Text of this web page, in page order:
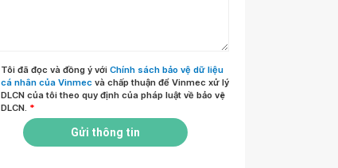
Tôi đã đọc và đồng ý với Chính sách bảo vệ dữ liệu
cá nhân của Vinmec và chấp thuận để Vinmec xử lý
DLCN của tôi theo quy định của pháp luật về bảo vệ
DLCN. *
Gửi thông tin